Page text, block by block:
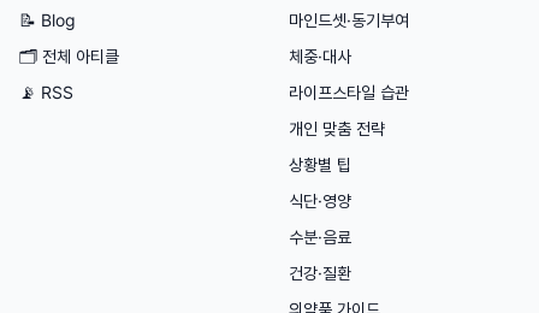
📝 Blog
🗂 전체 아티클
📡 RSS
마인드셋·동기부여
체중·대사
라이프스타일 습관
개인 맞춤 전략
상황별 팁
식단·영양
수분·음료
건강·질환
의약품 가이드